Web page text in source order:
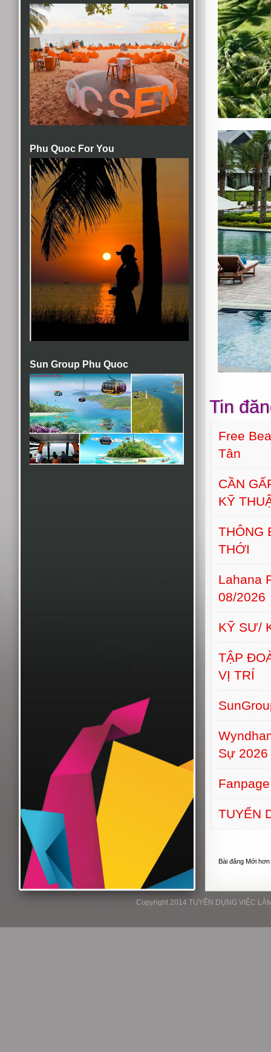
Phu Quoc For You
Sun Group Phu Quoc
Tin
Free
Tân
CẦN
KỸ
THÔNG
THỚI
Lahana
08/2026
KỸ SƯ/
TẬP
VỊ TRÍ
Sự 2026
TUYỂN
Bài đăng Mới hơn
Copyright 2014 TUYỂN DỤNG VIỆC